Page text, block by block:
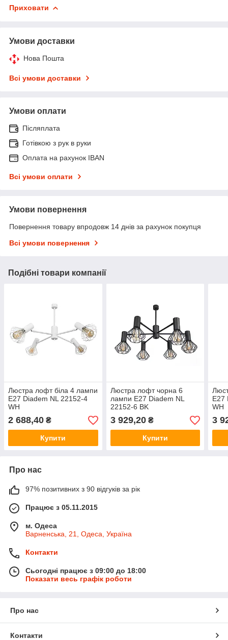
Приховати
Умови доставки
Нова Пошта
Всі умови доставки
Умови оплати
Післяплата
Готівкою з рук в руки
Оплата на рахунок IBAN
Всі умови оплати
Умови повернення
Повернення товару впродовж 14 днів за рахунок покупця
Всі умови повернення
Подібні товари компанії
Люстра лофт біла 4 лампи
Е27 Diadem NL 22152-4
WH
2 688,40 ₴
Купити
Люстра лофт чорна 6
лампи Е27 Diadem NL
22152-6 BK
3 929,20₴
Купити
Е27
WH
3
Про нас
97% позитивних з 90 відгуків за рік
Працює з 05.11.2015
м. Одеса
Варненська, 21, Одеса, Україна
Контакти
Сьогодні працює з 09:00 до 18:00
Показати весь графік роботи
Про нас
Контакти